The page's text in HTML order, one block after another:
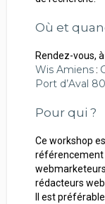
Où et
Rendez-vous,
Wis Amiens:
Port d’Aval
Pour qui ?
Ce workshop
référencement
rédacteurs
Il est